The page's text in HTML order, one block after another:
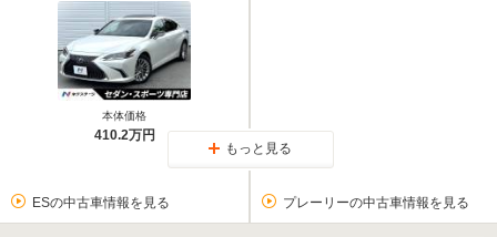
本体価格
410.2万円
もっと見る
ESの中古車情報を見る プレーリーの中古車情報を見る